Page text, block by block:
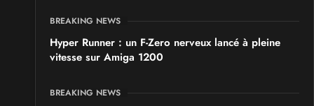
BREAKING NEWS
Hyper Runner : un F-Zero nerveux lancé à pleine
vitesse sur Amiga 1200
BREAKING NEWS